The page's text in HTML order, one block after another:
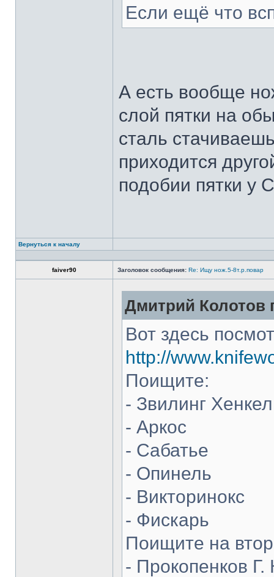
Если ещё что
А есть вообще
слой пятки на
сталь
приходится
подобии пятки у
Вернуться к началу
faiver90 Заголовок сообщения: Re: Ищу нож.5-8т.р.повар
Дмитрий Колотов
Вот здесь
http://
Поищите:
- Звилинг
- Аркос
- Сабатье
- Опинель
- Викторинокс
- Фискарь
Поищите на
- Прокопенков Г.